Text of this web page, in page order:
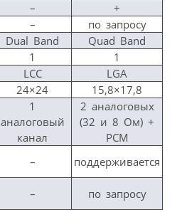
–
+
–
по запросу
Dual Band
Quad Band
1
1
LCC
LGA
24×24 15,8×17,8
1
аналоговый
канал
2 аналоговых
(32 и 8 Ом) +
PCM
–
поддерживается
–
по запросу